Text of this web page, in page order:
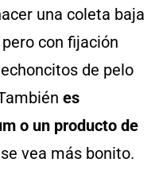
una coleta baja
con fijación
de pelo
es
o un producto de
vea más bonito.